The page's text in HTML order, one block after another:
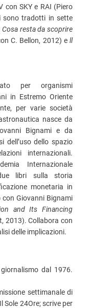
con SKY e RAI (Piero
sono tradotti in sette
Cosa resta da scoprire
C. Bellon, 2012) ell
per organismi
in Estremo Oriente
per varie società
nasce da
Bignami e da
dell’uso dello spazio
internazionali.
Internazionale
libri sulla storia
monetaria in
con Giovanni Bignami
and Its Financing
2013). Collabora con
delle implicazioni.
dal 1976.
settimanale di
Sole 24Ore; scrive per